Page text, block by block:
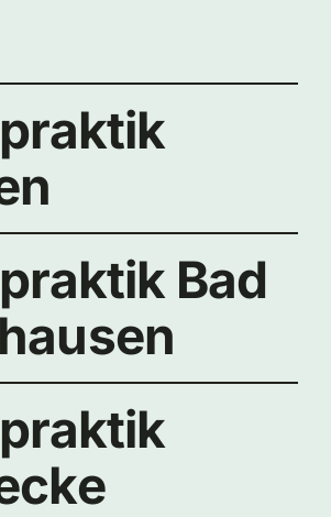
Bad